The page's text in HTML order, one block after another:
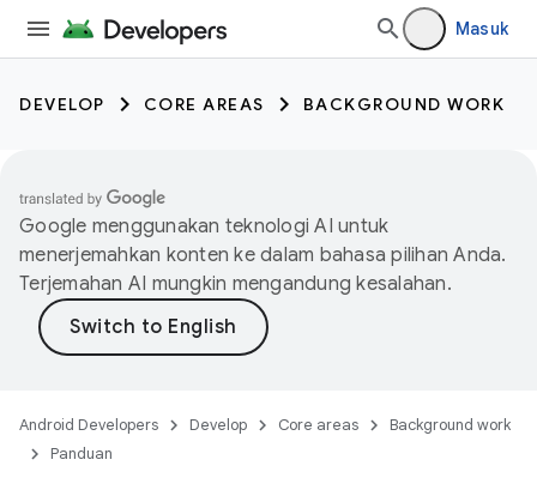
Masuk
DEVELOP CORE AREAS BACKGROUND WORK
Google menggunakan teknologi AI untuk
menerjemahkan konten ke dalam bahasa pilihan Anda.
Terjemahan AI mungkin mengandung kesalahan.
Android Developers Develop Core areas
Background work
Panduan